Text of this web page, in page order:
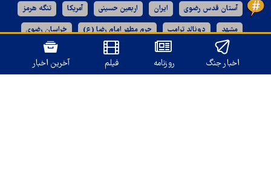
آستان قدس رضوی ایران اربعین حسینی آمریکا تنگه هرمز
مشهد دونالد ترامپ حرم مطهر امام رضا (ع) خراسان رضوی
رژیم صهیونیستی
اخبار جنگ روزنامه فیلم آخرین اخبار